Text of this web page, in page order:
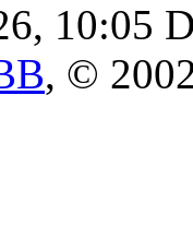
10:05
, ©